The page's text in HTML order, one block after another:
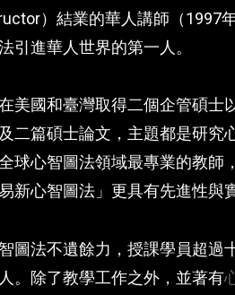
）結業的華人講師（1997
引進華人世界的第一人。
美國和臺灣取得二個企管碩士
二篇碩士論文，主題都是研究
球心智圖法領域最專業的教師
新心智圖法」更具有先進性與
圖法不遺餘力，授課學員超過
。除了教學工作之外，並著有